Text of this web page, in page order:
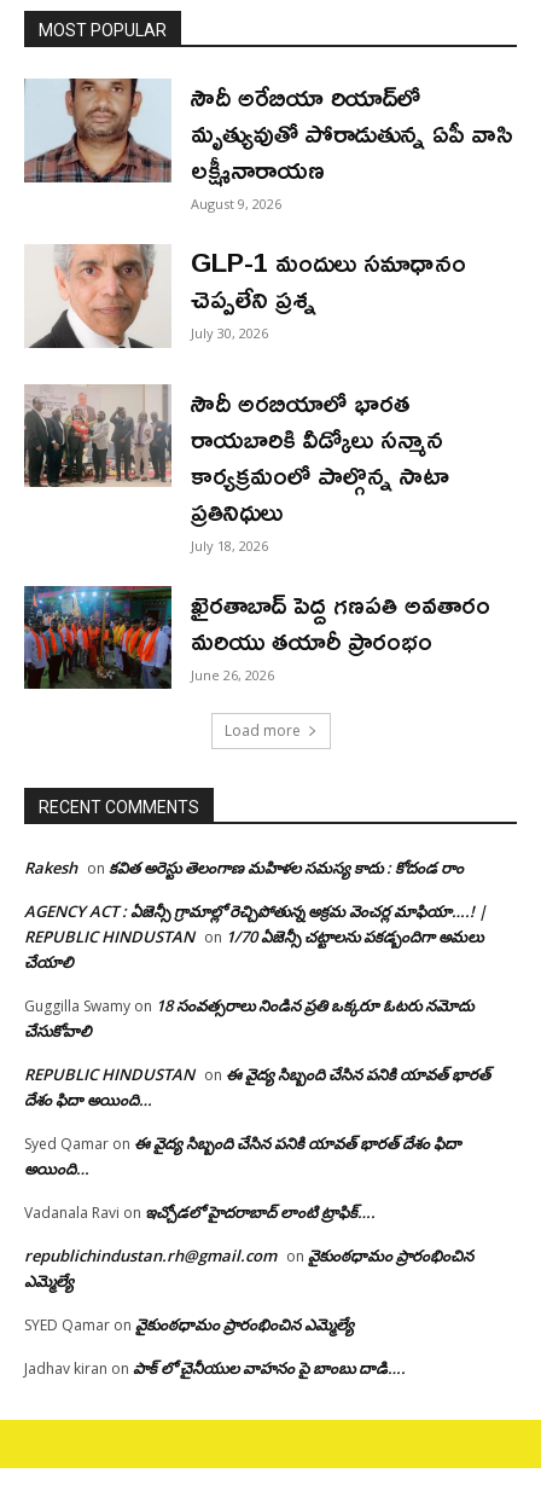
MOST POPULAR
సౌదీ అరేబియా రియాద్‌లో
మృత్యువుతో పోరాడుతున్న ఏపీ వాసి
లక్ష్మీనారాయణ
August 9, 2026
GLP-1 మందులు సమాధానం
చెప్పలేని ప్రశ్న
July 30, 2026
సౌదీ అరబియాలో భారత
రాయబారికి వీడ్కోలు సన్మాన
కార్యక్రమంలో పాల్గొన్న సాటా
ప్రతినిధులు
July 18, 2026
ఖైరతాబాద్ పెద్ద గణపతి అవతారం
మరియు తయారీ ప్రారంభం
June 26, 2026
Load more
RECENT COMMENTS
Rakesh on కవిత అరెస్టు తెలంగాణ మహిళల సమస్య కాదు : కోదండ రాం
AGENCY ACT : ఏజెన్సీ గ్రామాల్లో రెచ్చిపోతున్న అక్రమ వెంచర్ల మాఫియా….! |
REPUBLIC HINDUSTAN on 1/70 ఏజెన్సీ చట్టాలను పకడ్బందిగా అమలు
చేయాలి
Guggilla Swamy on 18 సంవత్సరాలు నిండిన ప్రతి ఒక్కరూ ఓటరు నమోదు
చేసుకోవాలి
REPUBLIC HINDUSTAN on ఈ వైద్య సిబ్బంది చేసిన పనికి యావత్ భారత్
దేశం ఫిదా అయింది…
Syed Qamar on ఈ వైద్య సిబ్బంది చేసిన పనికి యావత్ భారత్ దేశం ఫిదా
అయింది…
Vadanala Ravi on ఇచ్చోడలో హైదరాబాద్ లాంటి ట్రాఫిక్….
republichindustan.rh@gmail.com on వైకుంఠధామం ప్రారంభించిన
ఎమ్మెల్యే
SYED Qamar on వైకుంఠధామం ప్రారంభించిన ఎమ్మెల్యే
Jadhav kiran on పాక్ లో చైనీయుల వాహనం పై బాంబు దాడి….